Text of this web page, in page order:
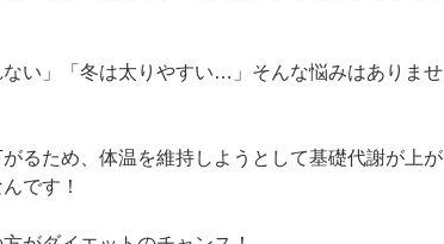
ない」「冬は太りやすい…」そんな悩みはありませ
るため、体温を維持しようとして基礎代謝が上が
です！